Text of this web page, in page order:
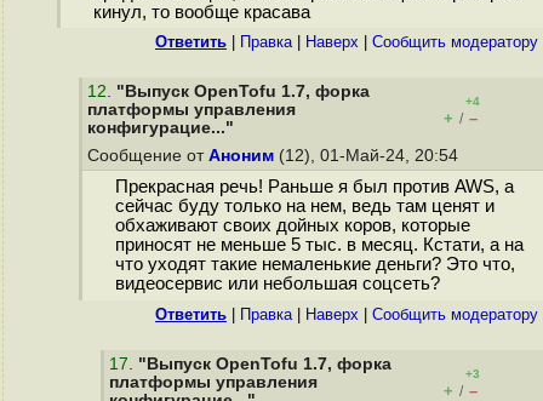
кинул, то вообще красава
Ответить Правка| Наверх Cообщить модератору
12. "Выпуск OpenTofu 1.7, форка
платформы управления
конфигурацие..."
+4
+ / –
Сообщение от Аноним (12), 01-Май-24, 20:54
Прекрасная речь! Раньше я был против AWS, а
сейчас буду только на нем, ведь там ценят и
обхаживают своих дойных коров, которые
приносят не меньше 5 тыс. в месяц. Кстати, а на
что уходят такие немаленькие деньги? Это что,
видеосервис или небольшая соцсеть?
Ответить Правка| Наверх Cообщить модератору
17. "Выпуск OpenTofu 1.7, форка
платформы управления
+3
+ / –